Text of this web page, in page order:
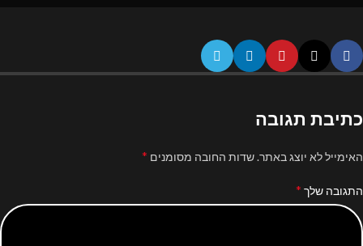
כתיבת תגובה
האימייל לא יוצג באתר.שדות החובה מסומנים *
התגובה שלך *